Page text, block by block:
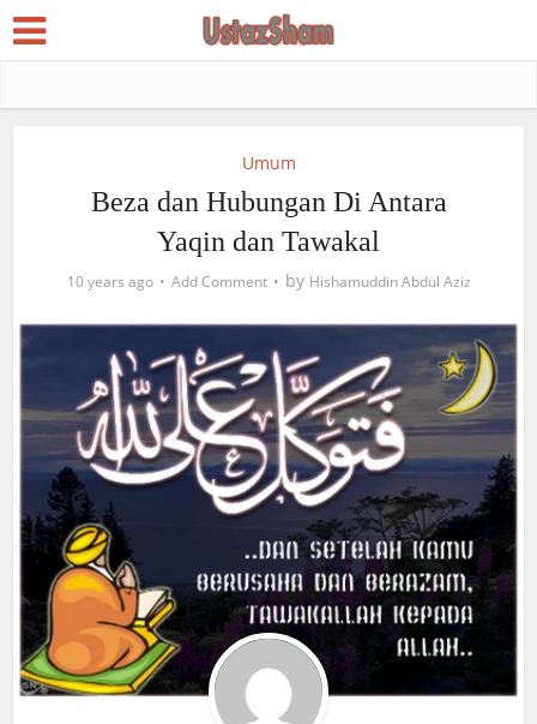
Umum
Beza dan Hubungan Di Antara
Yaqin dan Tawakal
10 years ago Add Comment by Hishamuddin Abdul Aziz